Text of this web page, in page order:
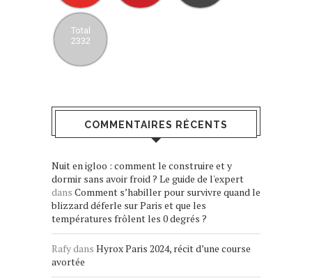
Total
2332
COMMENTAIRES RÉCENTS
Nuit en igloo : comment le construire et y
dormir sans avoir froid ? Le guide de l'expert
dans Comment s’habiller pour survivre quand le
blizzard déferle sur Paris et que les
températures frôlent les 0 degrés ?
Rafydans Hyrox Paris 2024, récit d’une course
avortée